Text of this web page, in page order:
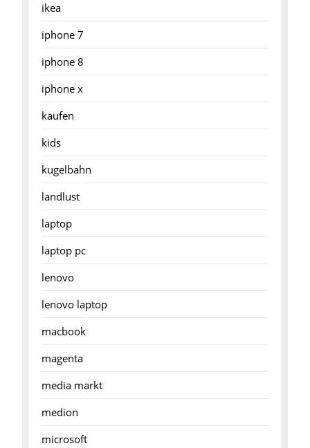
ikea
iphone 7
iphone 8
iphone x
kaufen
kids
kugelbahn
landlust
laptop
laptop pc
lenovo
lenovo laptop
macbook
magenta
media markt
medion
microsoft